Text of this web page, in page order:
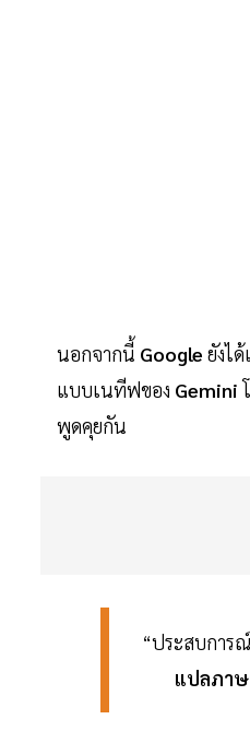
นอกจากนี้ Google ยังไ
แบบเนทีฟของ Gemini
พูดคุยกัน
“ประสบการ
แปลภา